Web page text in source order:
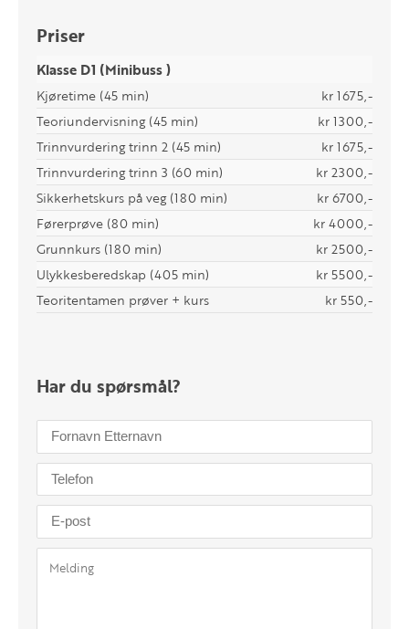
Priser
Klasse D1 (Minibuss )
Kjøretime (45 min)
kr 1675,-
Teoriundervisning (45 min)
kr 1300,-
Trinnvurdering trinn 2 (45 min)
kr 1675,-
Trinnvurdering trinn 3 (60 min)
kr 2300,-
Sikkerhetskurs på veg (180 min)
kr 6700,-
Førerprøve (80 min)
kr 4000,-
Grunnkurs (180 min)
kr 2500,-
Ulykkesberedskap (405 min)
kr 5500,-
Teoritentamen prøver + kurs
kr 550,-
Har du spørsmål?